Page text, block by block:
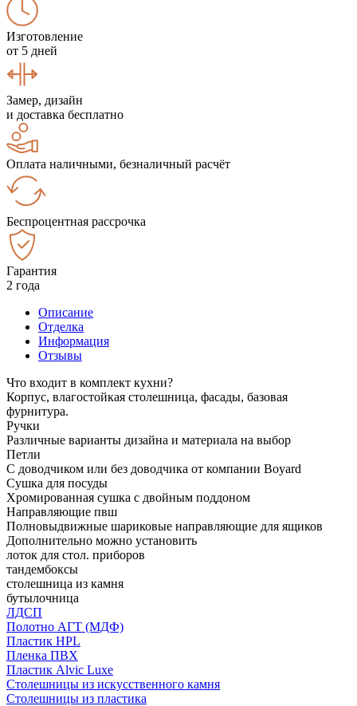
Изготовление
от 5 дней
Замер, дизайн
и доставка бесплатно
Оплата наличными, безналичный расчёт
Беспроцентная рассрочка
Гарантия
2 года
Описание
Отделка
Информация
Отзывы
Что входит в комплект кухни?
Корпус, влагостойкая столешница, фасады, базовая
фурнитура.
Ручки
Различные варианты дизайна и материала на выбор
Петли
С доводчиком или без доводчика от компании Boyard
Сушка для посуды
Хромированная сушка с двойным поддоном
Направляющие пвш
Полновыдвижные шариковые направляющие для ящиков
Дополнительно можно установить
лоток для стол. приборов
тандембоксы
столешница из камня
бутылочница
ЛДСП
Полотно АГТ (МДФ)
Пластик HPL
Пленка ПВХ
Пластик Alvic Luxe
Столешницы из искусственного камня
Столешницы из пластика